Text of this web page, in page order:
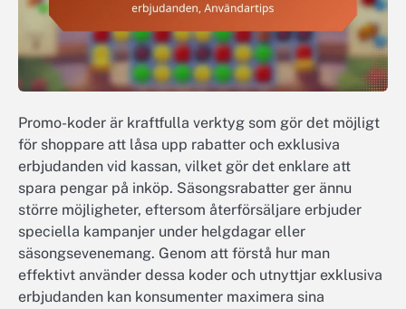
Promo-koder är kraftfulla verktyg som gör det möjligt
för shoppare att låsa upp rabatter och exklusiva
erbjudanden vid kassan, vilket gör det enklare att
spara pengar på inköp. Säsongsrabatter ger ännu
större möjligheter, eftersom återförsäljare erbjuder
speciella kampanjer under helgdagar eller
säsongsevenemang. Genom att förstå hur man
effektivt använder dessa koder och utnyttjar exklusiva
erbjudanden kan konsumenter maximera sina